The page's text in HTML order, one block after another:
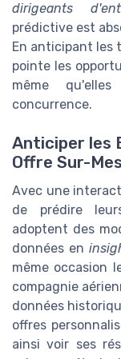
dirigeants
prédictive est
En anticipant les
pointe les
même
concurrence.
Anticiper les
Offre Sur-
Avec une
de prédire
adoptent des
données en
même occasion
compagnie
données
offres
ainsi voir ses